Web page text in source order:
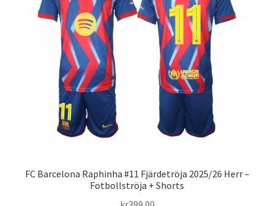
alternativen
kan
väljas
på
produktsidan
FC Barcelona Raphinha #11 Fjärdetröja 2025/26 Herr –
Fotbollströja + Shorts